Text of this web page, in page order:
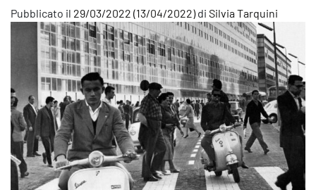
Pubblicato il 29/03/2022 (13/04/2022)di Silvia Tarquini